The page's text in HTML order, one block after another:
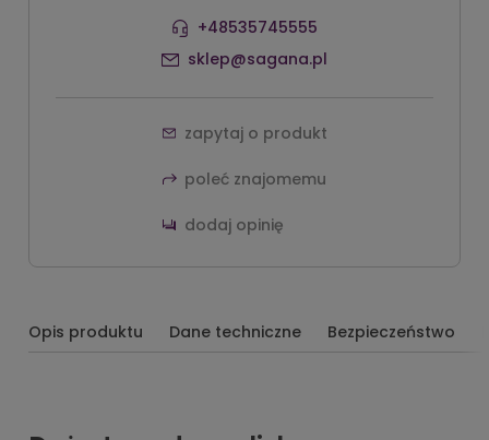
+48535745555
sklep@sagana.pl
zapytaj o produkt
poleć znajomemu
dodaj opinię
Opis produktu Dane techniczne Bezpieczeństwo